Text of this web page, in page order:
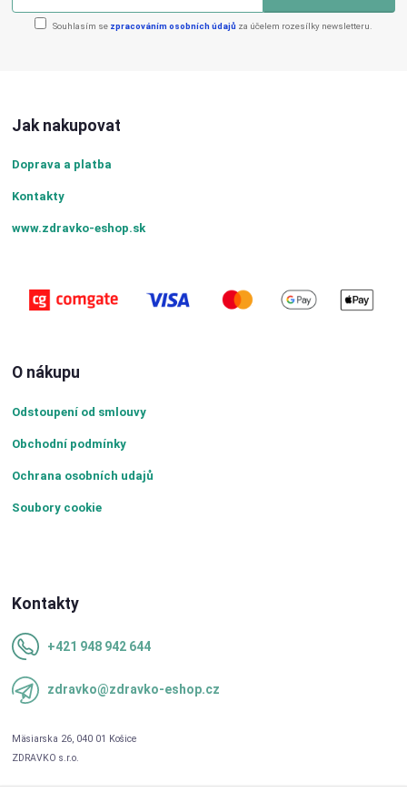
Souhlasím se zpracováním osobních údajů za účelem rozesílky newsletteru.
Jak nakupovat
Doprava a platba
Kontakty
www.zdravko-eshop.sk
O nákupu
Odstoupení od smlouvy
Obchodní podmínky
Ochrana osobních udajů
Soubory cookie
Kontakty
+421 948 942 644
zdravko@zdravko-eshop.cz